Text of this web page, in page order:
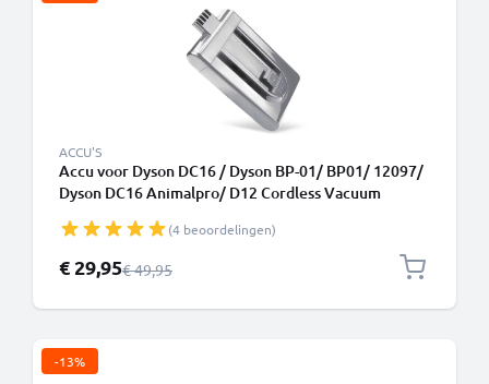
ACCU'S
Accu voor Dyson DC16 / Dyson BP-01/ BP01/ 12097/
Dyson DC16 Animalpro/ D12 Cordless Vacuum
(4 beoordelingen)
Speciale prijs
€ 29,95Normale prijs
€ 49,95
-13%